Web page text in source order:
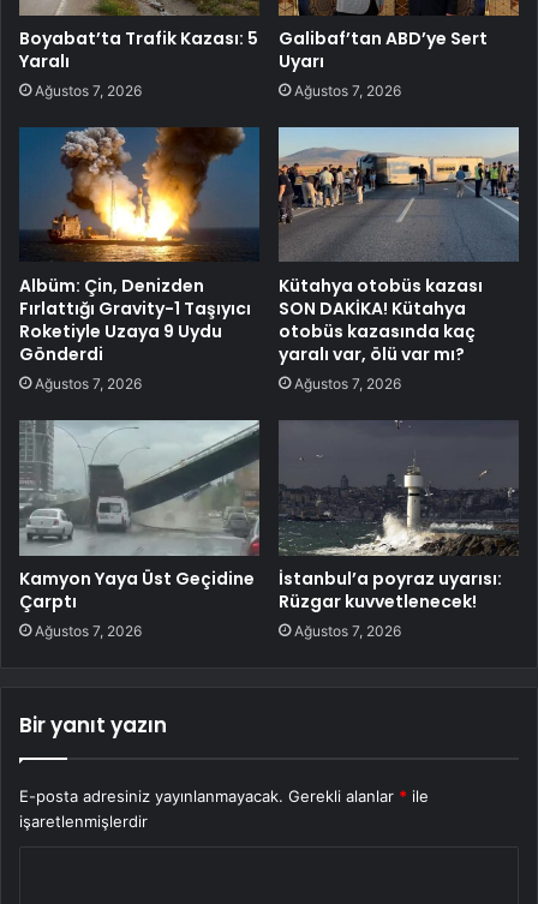
Boyabat’ta Trafik Kazası: 5
Yaralı
Ağustos 7, 2026
Galibaf’tan ABD’ye Sert
Uyarı
Ağustos 7, 2026
Albüm: Çin, Denizden
Fırlattığı Gravity-1 Taşıyıcı
Roketiyle Uzaya 9 Uydu
Gönderdi
Ağustos 7, 2026
Kütahya otobüs kazası
SON DAKİKA! Kütahya
otobüs kazasında kaç
yaralı var, ölü var mı?
Ağustos 7, 2026
Kamyon Yaya Üst Geçidine
Çarptı
Ağustos 7, 2026
İstanbul’a poyraz uyarısı:
Rüzgar kuvvetlenecek!
Ağustos 7, 2026
Bir yanıt yazın
E-posta adresiniz yayınlanmayacak. Gerekli alanlar * ile
işaretlenmişlerdir